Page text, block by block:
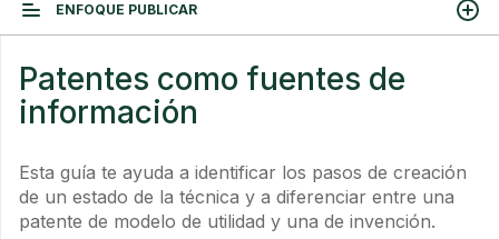
ENFOQUE PUBLICAR
Patentes como fuentes de
información
Esta guía te ayuda a identificar los pasos de creación
de un estado de la técnica y a diferenciar entre una
patente de modelo de utilidad y una de invención.